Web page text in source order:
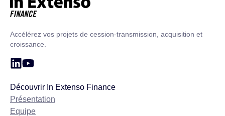
Accélérez vos projets de cession-transmission, acquisition et
croissance.
Découvrir In Extenso Finance
Présentation
Equipe